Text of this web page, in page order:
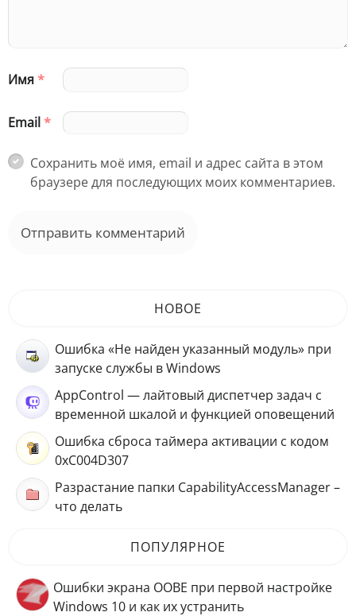
Имя*
Email*
Сохранить моё имя, email и адрес сайта в этом
браузере для последующих моих комментариев.
НОВОЕ
Ошибка «Не найден указанный модуль» при
запуске службы в Windows
AppControl — лайтовый диспетчер задач с
временной шкалой и функцией оповещений
Ошибка сброса таймера активации с кодом
0xC004D307
Разрастание папки CapabilityAccessManager –
что делать
ПОПУЛЯРНОЕ
Ошибки экрана OOBE при первой настройке
Windows 10 и как их устранить